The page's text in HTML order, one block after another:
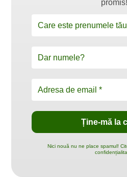
promis!
Nici nouă nu ne place spamul!